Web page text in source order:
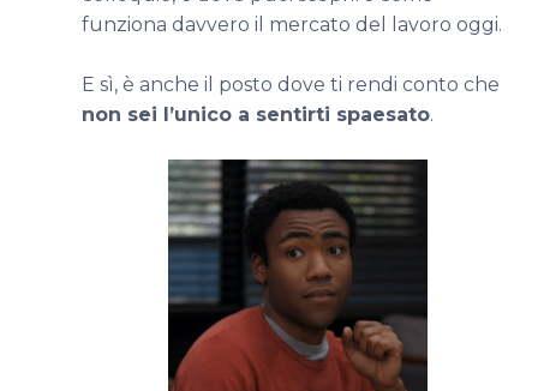
funziona davvero il mercato del lavoro oggi.
E sì, è anche il posto dove ti rendi conto che
non sei l’unico a sentirti spaesato.